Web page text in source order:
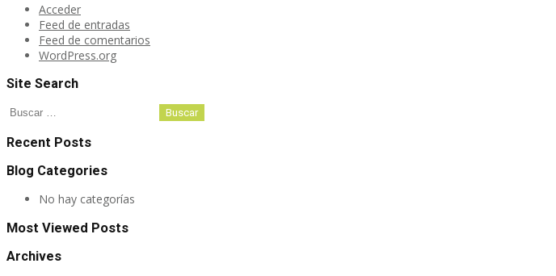
Acceder
Feed de entradas
Feed de comentarios
WordPress.org
Site Search
Buscar:
Recent Posts
Blog Categories
No hay categorías
Most Viewed Posts
Archives